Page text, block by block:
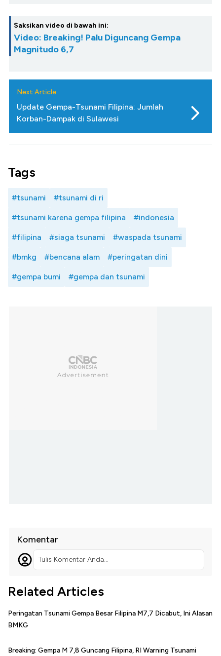
Saksikan video di bawah ini:
Video: Breaking! Palu Diguncang Gempa
Magnitudo 6,7
Next Article
Update Gempa-Tsunami Filipina: Jumlah
Korban-Dampak di Sulawesi
Tags
#tsunami #tsunami di ri
#tsunami karena gempa filipina #indonesia
#filipina #siaga tsunami #waspada tsunami
#bmkg #bencana alam #peringatan dini
#gempa bumi #gempa dan tsunami
Komentar
Tulis Komentar Anda...
Related Articles
Peringatan Tsunami Gempa Besar Filipina M7,7 Dicabut, Ini Alasan
BMKG
Breaking: Gempa M 7,8 Guncang Filipina, RI Warning Tsunami